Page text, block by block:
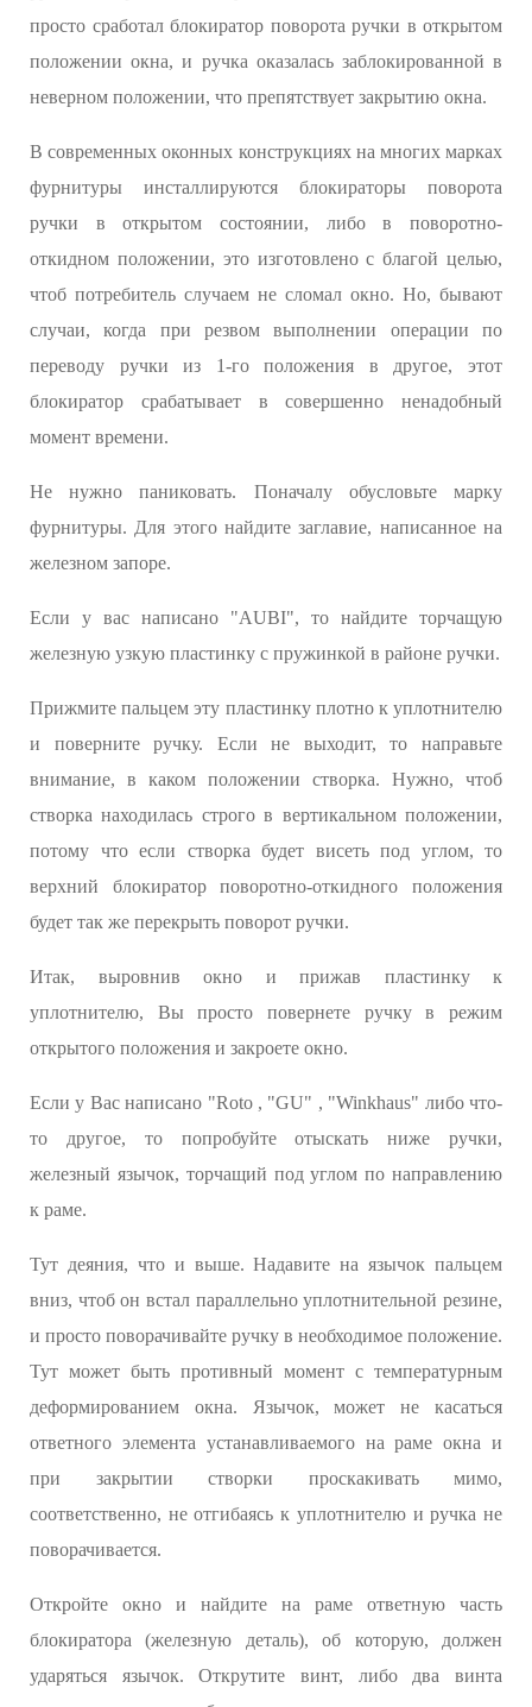
просто сработал блокиратор поворота ручки в открытом
положении окна, и ручка оказалась заблокированной в
неверном положении, что препятствует закрытию окна.
В современных оконных конструкциях на многих марках
фурнитуры инсталлируются блокираторы поворота
ручки в открытом состоянии, либо в поворотно-
откидном положении, это изготовлено с благой целью,
чтоб потребитель случаем не сломал окно. Но, бывают
случаи, когда при резвом выполнении операции по
переводу ручки из 1-го положения в другое, этот
блокиратор срабатывает в совершенно ненадобный
момент времени.
Не нужно паниковать. Поначалу обусловьте марку
фурнитуры. Для этого найдите заглавие, написанное на
железном запоре.
Если у вас написано "AUBI", то найдите торчащую
железную узкую пластинку с пружинкой в районе ручки.
Прижмите пальцем эту пластинку плотно к уплотнителю
и поверните ручку. Если не выходит, то направьте
внимание, в каком положении створка. Нужно, чтоб
створка находилась строго в вертикальном положении,
потому что если створка будет висеть под углом, то
верхний блокиратор поворотно-откидного положения
будет так же перекрыть поворот ручки.
Итак, выровнив окно и прижав пластинку к
уплотнителю, Вы просто повернете ручку в режим
открытого положения и закроете окно.
Если у Вас написано "Roto , "GU" , "Winkhaus" либо что-
то другое, то попробуйте отыскать ниже ручки,
железный язычок, торчащий под углом по направлению
к раме.
Тут деяния, что и выше. Надавите на язычок пальцем
вниз, чтоб он встал параллельно уплотнительной резине,
и просто поворачивайте ручку в необходимое положение.
Тут может быть противный момент с температурным
деформированием окна. Язычок, может не касаться
ответного элемента устанавливаемого на раме окна и
при закрытии створки проскакивать мимо,
соответственно, не отгибаясь к уплотнителю и ручка не
поворачивается.
Откройте окно и найдите на раме ответную часть
блокиратора (железную деталь), об которую, должен
ударяться язычок. Открутите винт, либо два винта